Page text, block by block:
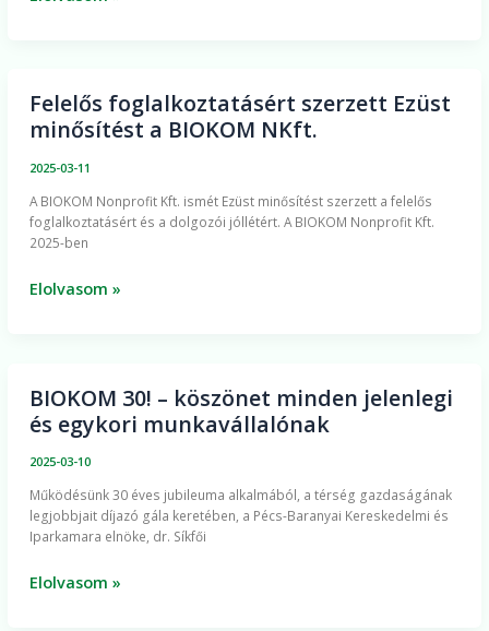
Felelős foglalkoztatásért szerzett Ezüst
minősítést a BIOKOM NKft.
2025-03-11
A BIOKOM Nonprofit Kft. ismét Ezüst minősítést szerzett a felelős
foglalkoztatásért és a dolgozói jóllétért. A BIOKOM Nonprofit Kft.
2025-ben
Felelős
foglalkoztatásért
minősítést
a
NKft.
Elolvasom »
BIOKOM 30! – köszönet minden jelenlegi
és egykori munkavállalónak
2025-03-10
Működésünk 30 éves jubileuma alkalmából, a térség gazdaságának
legjobbjait díjazó gála keretében, a Pécs-Baranyai Kereskedelmi és
Iparkamara elnöke, dr. Síkfői
BIOKOM
30!
minden
jelenlegi
egykori
Elolvasom »